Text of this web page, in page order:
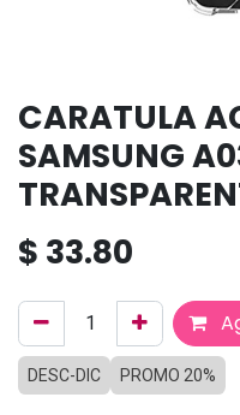
CARATULA
SAMSUNG
$ 33.80
DESC-DIC PROMO 20%